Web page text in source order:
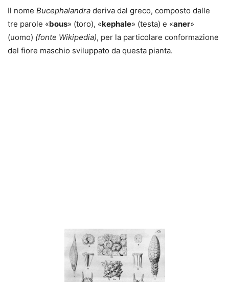
Il nome Bucephalandra deriva dal greco, composto dalle
tre parole «bous» (toro), «kephale» (testa) e «aner»
(uomo) (fonte Wikipedia), per la particolare conformazione
del fiore maschio sviluppato da questa pianta.